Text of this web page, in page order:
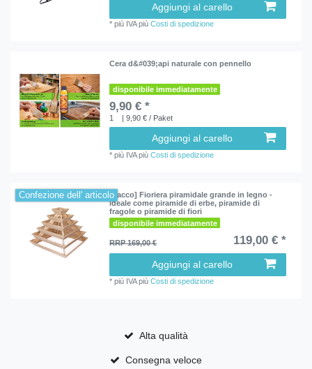
Aggiungi al carello
*più IVApiùCosti di spedizione
Cera d&#039;api naturale con pennello
disponibile immediatamente
9,90 € *
1 | 9,90 € / Paket
Aggiungi al carello
*più IVApiùCosti di spedizione
Confezione dell' articolo[Pacco] Fioriera piramidale grande in legno -
ideale come piramide di erbe, piramide di
fragole o piramide di fiori
disponibile immediatamente
RRP 169,00 € 119,00 € *
Aggiungi al carello
*più IVApiùCosti di spedizione
Alta qualità
Consegna veloce